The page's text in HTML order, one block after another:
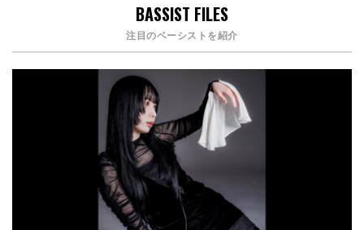
BASSIST FILES
注目のベーシストを紹介